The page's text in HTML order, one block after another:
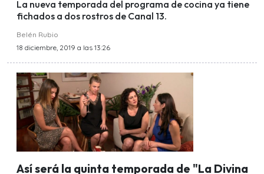
La nueva temporada del programa de cocina ya tiene
fichados a dos rostros de Canal 13.
Belén Rubio
18 diciembre, 2019 a las 13:26
Así será la quinta temporada de "La Divina